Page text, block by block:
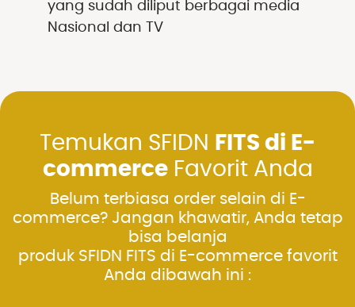
yang sudah diliput berbagai media
Nasional dan TV
Temukan SFIDN
FITS di E-
commerceFavorit Anda
Belum terbiasa order selain di E-
commerce? Jangan khawatir, Anda tetap
bisa belanja
produk SFIDN FITS di E-commerce favorit
Anda dibawah ini :